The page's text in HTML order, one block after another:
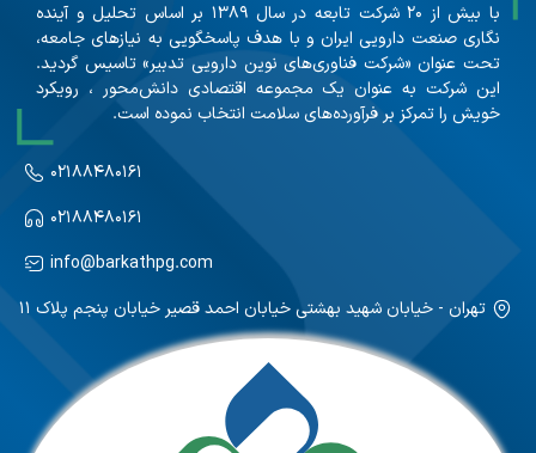
با بیش از ۲۰ شرکت تابعه در سال ۱۳۸۹ بر اساس تحلیل و آینده
نگاری صنعت دارویی ایران و با هدف پاسخگویی به نیازهای جامعه،
تحت عنوان «شرکت فناوری‌های نوین دارویی تدبیر» تاسیس گردید.
این شرکت به عنوان یک مجموعه اقتصادی دانش‌محور ، رویکرد
خویش را تمرکز بر فرآورده‌های سلامت انتخاب نموده است.
۰۲۱۸۸۴۸۰۱۶۱
۰۲۱۸۸۴۸۰۱۶۱
info@barkathpg.com
تهران - خیابان شهید بهشتی خیابان احمد قصیر خیابان پنجم پلاک ۱۱